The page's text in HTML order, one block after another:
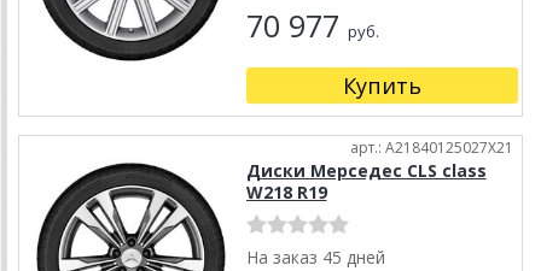
70 977 руб.
Купить
арт.: A21840125027X21
Диски Мерседес CLS class
W218 R19
На заказ 45 дней